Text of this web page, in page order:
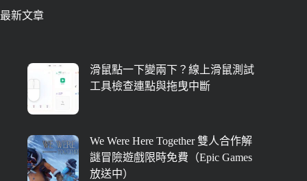
最新文章
滑鼠點一下變兩下？線上滑鼠測試
工具檢查連點與拖曳中斷
We Were Here Together 雙人合作解
謎冒險遊戲限時免費（Epic Games
放送中）